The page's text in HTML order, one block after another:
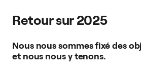
Retour sur 2025
Nous nous sommes fixé des
et nous nous y tenons.